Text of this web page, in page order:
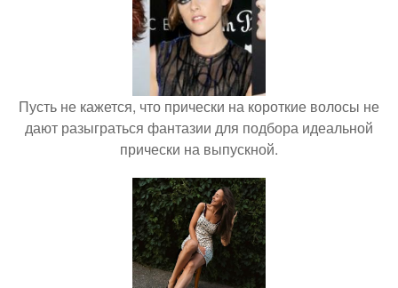
Пусть не кажется, что прически на короткие волосы не
дают разыграться фантазии для подбора идеальной
прически на выпускной.